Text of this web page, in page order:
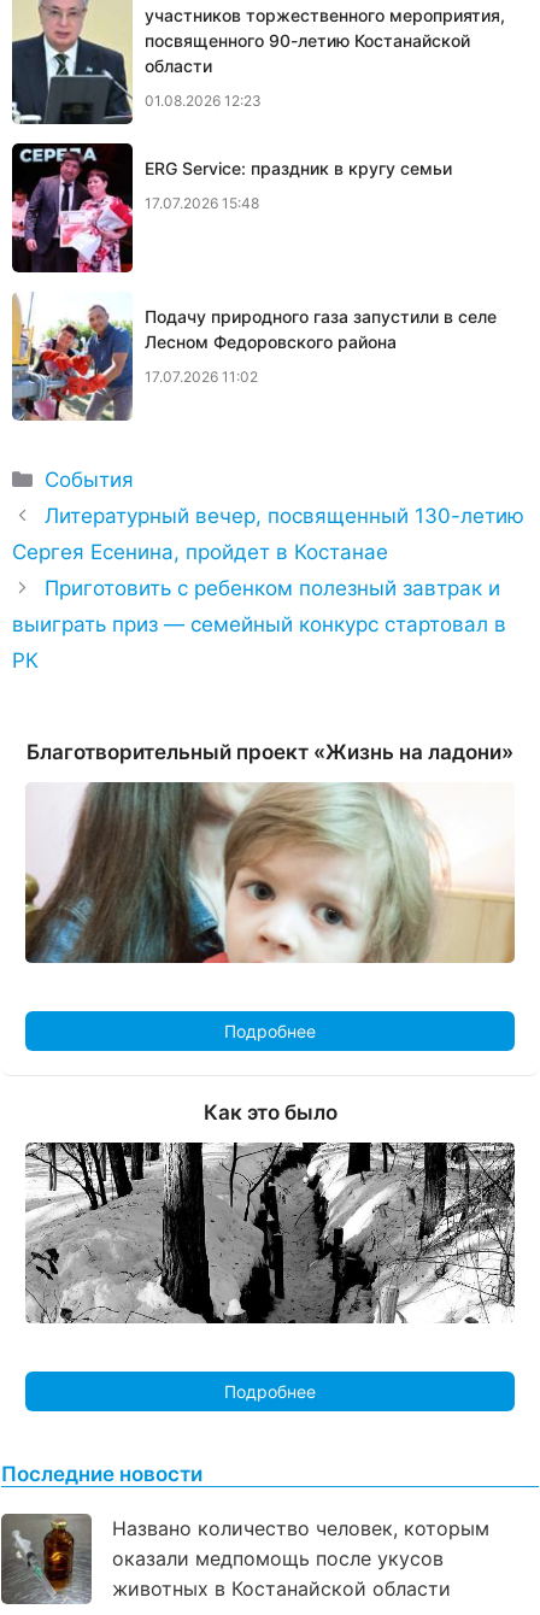
участников торжественного мероприятия,
посвященного 90-летию Костанайской
области
01.08.2026 12:23
ERG Service: праздник в кругу семьи
17.07.2026 15:48
Подачу природного газа запустили в селе
Лесном Федоровского района
17.07.2026 11:02
Рубрики
События
Литературный вечер, посвященный 130-летию
Сергея Есенина, пройдет в Костанае
Приготовить с ребенком полезный завтрак и
выиграть приз — семейный конкурс стартовал в
РК
Благотворительный проект «Жизнь на ладони»
Подробнее
Как это было
Подробнее
Последние новости
Названо количество человек, которым
оказали медпомощь после укусов
животных в Костанайской области